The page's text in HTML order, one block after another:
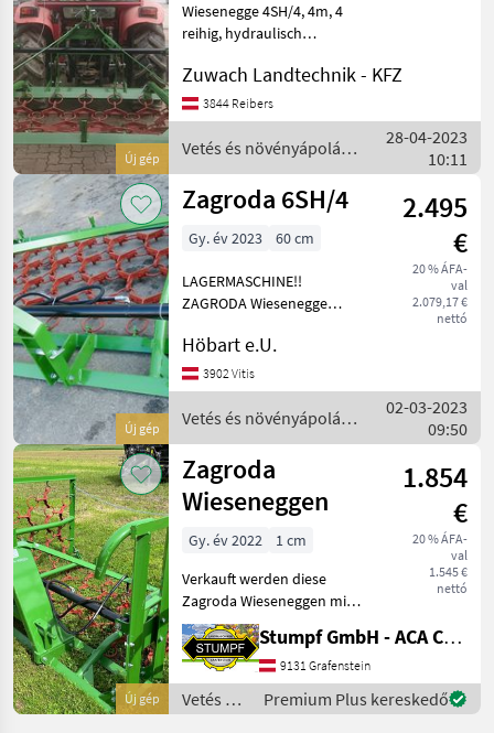
Zagroda
Stekro
Wölfleder
Metal-Technik
Gorenc
Zocon
Mind a 22
megjelenítése
MARKETPLACE
Marketplace
Kereskedői
ajánlatok
Apróhirdetések
Új gép
Wiesenegge 4SH/4, 4m, 4
reihig, hydraulisch
Geschloßener Rahmen
Wiesenegge 4 Meter
Arbeitsbreite 4 reihig,
doppelwirkender Zylinder 3
Zuwach Landtechnik - KFZ
3844 Reibers
Vetés és növényápolás /
Zagroda
28-04-2023
10:11
Új gép
Zagroda 6SH/4
2.495
€
20 % ÁFA-
val
2.079,17 €
nettó
Gy. év 2023 60 cm
LAGERMASCHINE!!
ZAGRODA Wiesenegge
Wiesenegge Hydraulische
Klappung - 1 Zylinder
Gewicht: 540kg Kat. 2 Vetés
és növényápolás
Höbart e.U.
3902 Vitis
Vetés és növényápolás /
Zagroda
02-03-2023
09:50
Új gép
Zagroda
Wieseneggen
1.854
€
20 % ÁFA-
val
1.545 €
nettó
Gy. év 2022
1 cm
Verkauft werden diese
Zagroda Wieseneggen mit
4m 1854 €, 5m 2160€ , 6m
2400 € Arbeitsbreite. Vetés
és növényápolás
Rétborona
Stumpf GmbH - ACA Center Stumpf
9131 Grafenstein
Vetés és
növényápolás
Premium Plus kereskedő